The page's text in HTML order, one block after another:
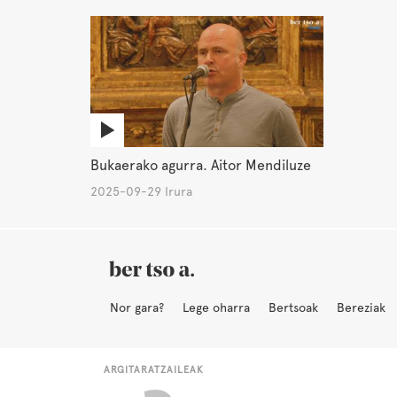
Bukaerako agurra. Aitor Mendiluze
2025-09-29 Irura
Nor gara? Lege oharra Bertsoak Bereziak
ARGITARATZAILEAK